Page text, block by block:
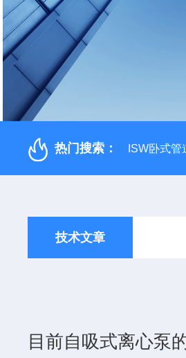
热门搜索： ISW卧式管
技术文章
目前自吸式离心泵